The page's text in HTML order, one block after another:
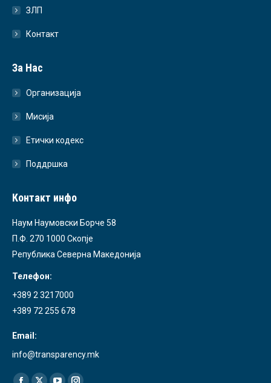
ЗЛП
Контакт
За Нас
Организација
Мисија
Етички кодекс
Поддршка
Контакт инфо
Наум Наумовски Борче 58
П.Ф. 270 1000 Скопје
Република Северна Македонија
Телефон:
+389 2 3217000
+389 72 255 678
Email:
info@transparency.mk
Find us on: